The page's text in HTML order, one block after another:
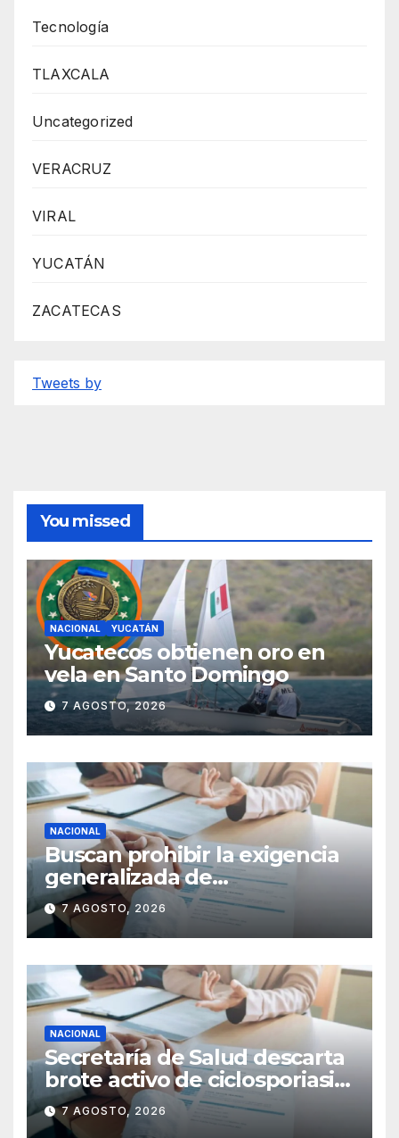
Tecnología
TLAXCALA
Uncategorized
VERACRUZ
VIRAL
YUCATÁN
ZACATECAS
Tweets by
You missed
NACIONAL YUCATÁN
Yucatecos obtienen oro en
vela en Santo Domingo
7 AGOSTO, 2026
NACIONAL
Buscan prohibir la exigencia
generalizada de
antecedentes penales para
obtener empleo en México
7 AGOSTO, 2026
NACIONAL
Secretaría de Salud descarta
brote activo de ciclosporiasis
en México y pide tranquilidad
a la población
7 AGOSTO, 2026